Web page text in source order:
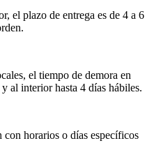
el plazo de entrega es de 4 a 6
el tiempo de demora en
al interior hasta 4 días hábiles.
con horarios o días específicos